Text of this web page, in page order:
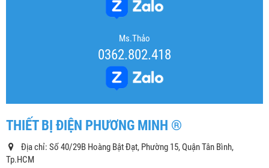
Ms.Thảo
0362.802.418
THIẾT BỊ ĐIỆN PHƯƠNG MINH ®
Địa chỉ: Số 40/29B Hoàng Bật Đạt, Phường 15, Quận Tân Bình,
Tp.HCM